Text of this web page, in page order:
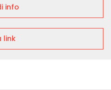
info
link